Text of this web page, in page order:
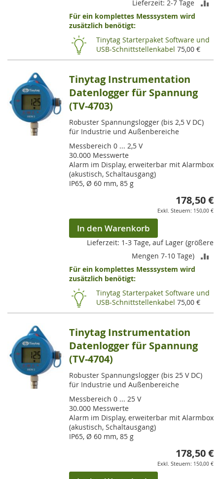
Lieferzeit: 2-7 Tage
Für ein komplettes Messsystem wird
zusätzlich benötigt:
Tinytag Starterpaket Software und
USB-Schnittstellenkabel 75,00 €
Tinytag Instrumentation
Datenlogger für Spannung
(TV-4703)
Robuster Spannungslogger (bis 2,5 V DC)
für Industrie und Außenbereiche
Messbereich 0 ... 2,5 V
30.000 Messwerte
Alarm im Display, erweiterbar mit Alarmbox
(akustisch, Schaltausgang)
IP65, Ø 60 mm, 85 g
178,50 €
150,00 €
In den Warenkorb
Lieferzeit: 1-3 Tage, auf Lager (größere
Mengen 7-10 Tage)
Für ein komplettes Messsystem wird
zusätzlich benötigt:
Tinytag Starterpaket Software und
USB-Schnittstellenkabel 75,00 €
Tinytag Instrumentation
Datenlogger für Spannung
(TV-4704)
Robuster Spannungslogger (bis 25 V DC)
für Industrie und Außenbereiche
Messbereich 0 ... 25 V
30.000 Messwerte
Alarm im Display, erweiterbar mit Alarmbox
(akustisch, Schaltausgang)
IP65, Ø 60 mm, 85 g
178,50 €
150,00 €